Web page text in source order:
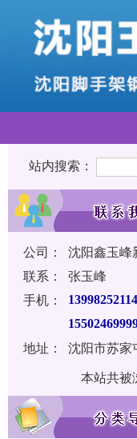
站内搜索：
公司：
沈阳鑫玉峰
联系：
张玉峰
手机：
13998252114
地址：
沈阳市苏家
本站共被